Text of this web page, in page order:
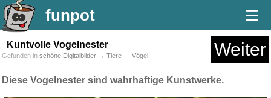
funpot ≡
Kuntvolle Vogelnester Weiter
Gefunden in schöne Digitalbilder → Tiere → Vögel
Diese Vogelnester sind wahrhaftige Kunstwerke.